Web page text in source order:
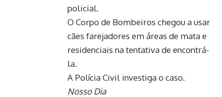
policial.
O Corpo de Bombeiros chegou a usar
cães farejadores em áreas de mata e
residenciais na tentativa de encontrá-
la.
A Polícia Civil investiga o caso.
Nosso Dia